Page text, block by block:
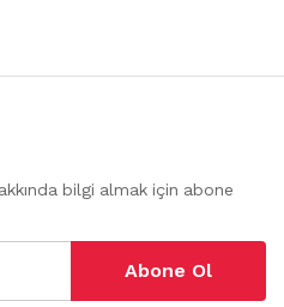
bilgi almak için abone
Abone Ol